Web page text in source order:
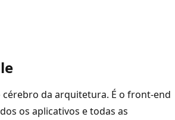
cérebro da arquitetura. É o front-end
os aplicativos e todas as